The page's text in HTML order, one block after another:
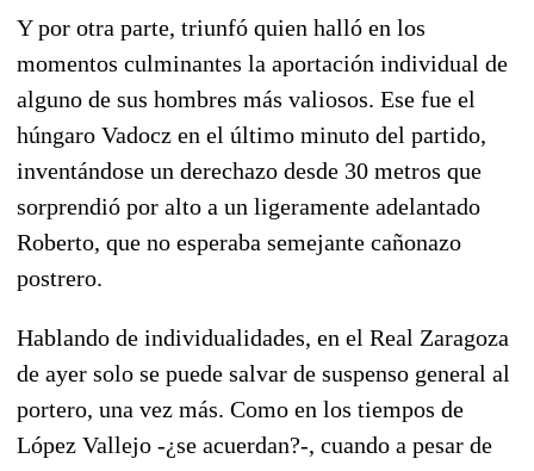
Y por otra parte, triunfó quien halló en los
momentos culminantes la aportación individual de
alguno de sus hombres más valiosos. Ese fue el
húngaro Vadocz en el último minuto del partido,
inventándose un derechazo desde 30 metros que
sorprendió por alto a un ligeramente adelantado
Roberto, que no esperaba semejante cañonazo
postrero.
Hablando de individualidades, en el Real Zaragoza
de ayer solo se puede salvar de suspenso general al
portero, una vez más. Como en los tiempos de
López Vallejo -¿se acuerdan?-, cuando a pesar de